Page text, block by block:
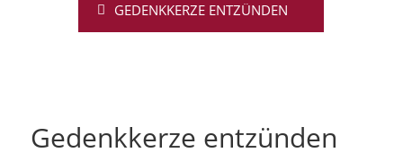
GEDENKKERZE ENTZÜNDEN
Gedenkkerze entzünden